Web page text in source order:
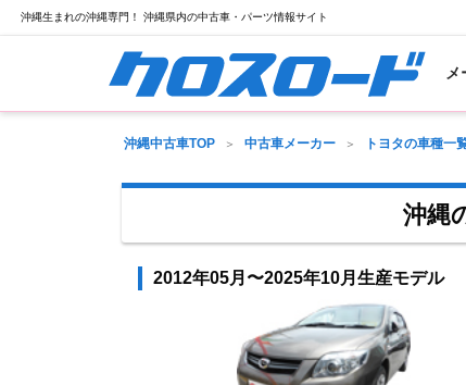
沖縄生まれの沖縄専門！ 沖縄県内の中古車・パーツ情報サイト
メ
沖縄中古車TOP 中古車メーカー トヨタの車種一
沖縄
2012年05月〜2025年10月生産モデル